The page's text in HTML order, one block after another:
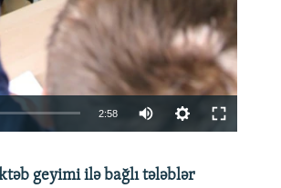
2:58
360p
geyimi ilə bağlı tələblər